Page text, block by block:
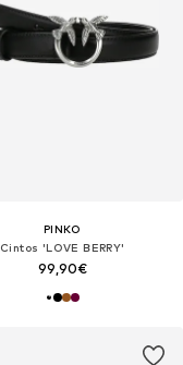
PINKO
Cintos 'LOVE BERRY'
99,90€